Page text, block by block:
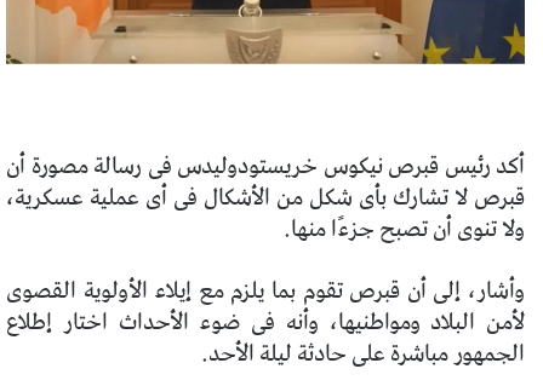
أكد رئيس قبرص نيكوس خريستودوليدس فى رسالة مصورة أن
قبرص لا تشارك بأى شكل من الأشكال فى أى عملية عسكرية،
ولا تنوى أن تصبح جزءًا منها.
وأشار، إلى أن قبرص تقوم بما يلزم مع إيلاء الأولوية القصوى
لأمن البلاد ومواطنيها، وأنه فى ضوء الأحداث اختار إطلاع
الجمهور مباشرة على حادثة ليلة الأحد.